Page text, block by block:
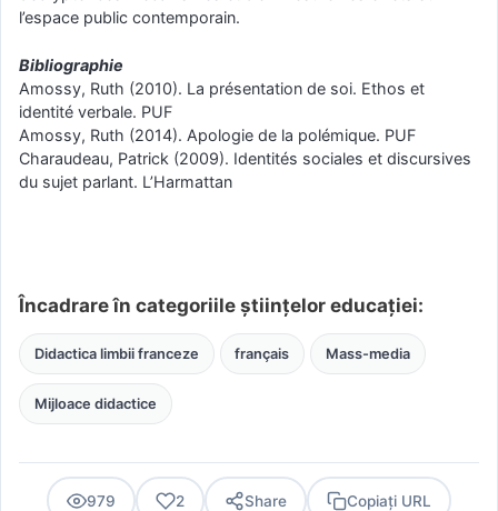
l’espace public contemporain.
Bibliographie
Amossy, Ruth (2010). La présentation de soi. Ethos et
identité verbale. PUF
Amossy, Ruth (2014). Apologie de la polémique. PUF
Charaudeau, Patrick (2009). Identités sociales et discursives
du sujet parlant. L’Harmattan
Încadrare în categoriile științelor educației:
Didactica limbii franceze français Mass-media
Mijloace didactice
979 2 Share Copiați URL